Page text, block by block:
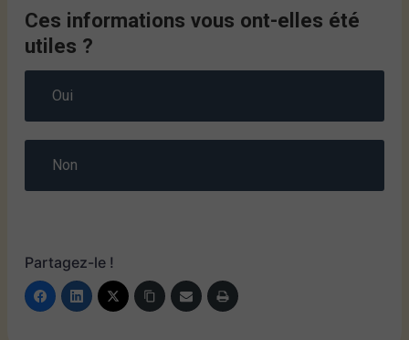
Ces informations vous ont-elles été
utiles ?
Oui
Non
Partagez-le !